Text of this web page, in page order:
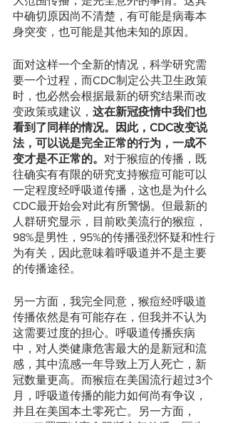
中确切原因尚不清楚，有可能是病毒本
身突变，也可能是其他未知的原因。
面对这样一个全新的情况，科学研究需
要一个过程，而CDC制定公共卫生政策
时，也必然会根据最新的研究结果而改
变政策或建议， 这在新冠疫情中我们也
看到了同样的情况。因此，CDC改变说
法，可以说是完全正常的行为，一成不
变才是不正常的。 对于猴痘的传播，既
往确实有有限的研究支持猴痘可能可以
一定程度经呼吸道传播，这也是为什么
CDC最开始会对此有所警惕。但最新的
人群研究显示，目前欧美流行的猴痘，
98%是男性，95%的传播强烈怀疑和性行
为有关，因此意味着呼吸道并不是主要
的传播途径。
另一方面，我完全同意，猴痘经呼吸道
传播依然是有可能存在，但我并不认为
这需要过度的担心。呼吸道传播疾病
中，对人类健康危害最大的是新冠和流
感，其中流感一年导致上万人死亡，新
冠数量更高。而猴痘在美国流行超过3个
月，呼吸道传播的能力如何尚有争议，
并且在美国本土零死亡。另一方面，